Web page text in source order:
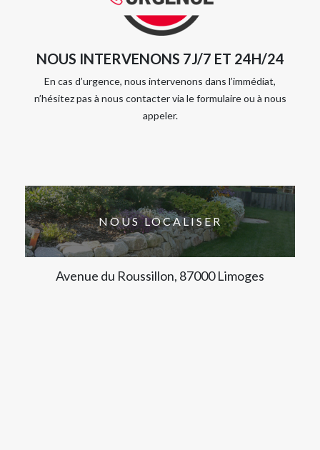
NOUS INTERVENONS 7J/7 ET 24H/24
En cas d’urgence, nous intervenons dans l’immédiat,
n’hésitez pas à nous contacter via le formulaire ou à nous
appeler.
NOUS LOCALISER
Avenue du Roussillon, 87000 Limoges